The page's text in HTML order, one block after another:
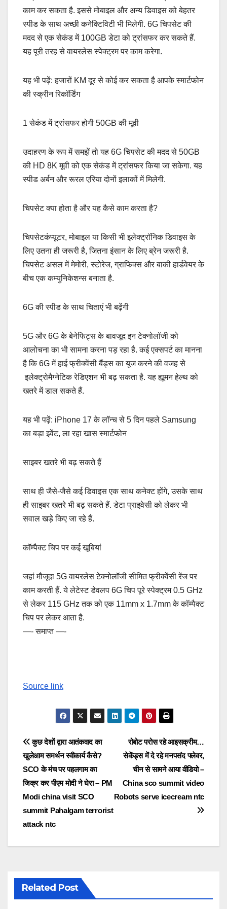
काम कर सकता है. इससे मोबाइल और अन्य डिवाइस को बेहतर
स्पीड के साथ अच्छी कनेक्टिविटी भी मिलेगी. 6G चिपसेट की
मदद से एक सेकंड में 100GB डेटा को ट्रांसफर कर सकते हैं.
यह पूरी तरह से वायरलेस स्पेक्ट्रम पर काम करेगा.
यह भी पढ़ें: हजारों KM दूर से कोई कर सकता है आपके स्मार्टफोन
की स्क्रीन रिकॉर्डिंग
1 सेकंड में ट्रांसफर होगी 50GB की मूवी
उदाहरण के रूप में समझें तो यह 6G चिपसेट की मदद से 50GB
की HD 8K मूवी को एक सेकंड में ट्रांसफर किया जा सकेगा. यह
स्पीड अर्बन और रूरल एरिया दोनों इलाकों में मिलेगी.
चिपसेट क्या होता है और यह कैसे काम करता है?
चिपसेटकंप्यूटर, मोबाइल या किसी भी इलेक्ट्रॉनिक डिवाइस के
लिए उतना ही जरूरी है, जितना इंसान के लिए ब्रेन जरूरी है.
चिपसेट असल में मेमोरी, स्टोरेज, ग्राफिक्स और बाकी हार्डवेयर के
बीच एक कम्युनिकेशन्स बनाता है.
6G की स्पीड के साथ चिताएं भी बढ़ेंगी
5G और 6G के बेनेफिट्स के बावजूद इन टेक्नोलॉजी को
आलोचना का भी सामना करना पड़ रहा है. कई एक्सपर्ट का मानना
है कि 6G में हाई फ्रीक्वेंसी बैंड्स का यूज करने की वजह से
इलेक्ट्रोमैग्नेटिक रेडिएशन भी बढ़ सकता है. यह ह्यूमन हेल्थ को
खतरे में डाल सकते हैं.
यह भी पढ़ें: iPhone 17 के लॉन्च से 5 दिन पहले Samsung
का बड़ा इवेंट, ला रहा खास स्मार्टफोन
साइबर खतरे भी बढ़ सकते हैं
साथ ही जैसे-जैसे कई डिवाइस एक साथ कनेक्ट होंगे, उसके साथ
ही साइबर खतरे भी बढ़ सकते हैं. डेटा प्राइवेसी को लेकर भी
सवाल खड़े किए जा रहे हैं.
कॉम्पैक्ट चिप पर कई खूबियां
जहां मौजूदा 5G वायरलेस टेक्नोलॉजी सीमित फ्रीक्वेंसी रेंज पर
काम करती हैं. ये लेटेस्ट डेवलप 6G चिप पूरे स्पेक्ट्रम 0.5 GHz
से लेकर 115 GHz तक को एक 11mm x 1.7mm के कॉम्पैक्ट
चिप पर लेकर आता है.
—- समाप्त —-
Source link
Post
navigation
रोबोट परोस रहे आइसक्रीम…
सेकेंड्स में दे रहे मनपसंद फ्लेवर,
चीन से सामने आया वीडियो –
China sco summit video
Robots serve icecream ntc
कुछ देशों द्वारा आतंकवाद का
खुलेआम समर्थन स्वीकार्य कैसे?
SCO के मंच पर पहलगाम का
जिक्र कर पीएम मोदी ने घेरा – PM
Modi china visit SCO
summit Pahalgam terrorist
attack ntc
Related Post